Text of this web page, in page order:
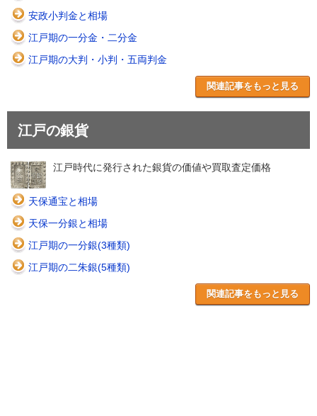
安政小判金と相場
江戸期の一分金・二分金
江戸期の大判・小判・五両判金
関連記事をもっと見る
江戸の銀貨
江戸時代に発行された銀貨の価値や買取査定価格
天保通宝と相場
天保一分銀と相場
江戸期の一分銀(3種類)
江戸期の二朱銀(5種類)
関連記事をもっと見る